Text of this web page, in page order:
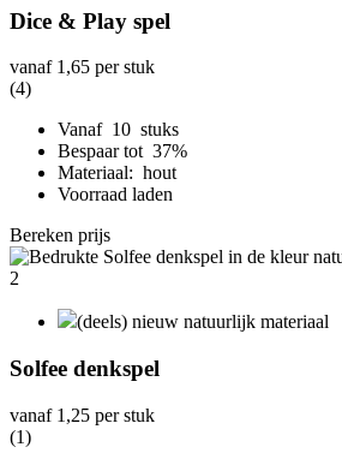
Dice & Play spel
vanaf 1,65 per stuk
(4)
Vanaf 10 stuks
Bespaar tot 37%
Materiaal: hout
Voorraad laden
Bereken prijs
(deels) nieuw natuurlijk materiaal
Solfee denkspel
vanaf 1,25 per stuk
(1)